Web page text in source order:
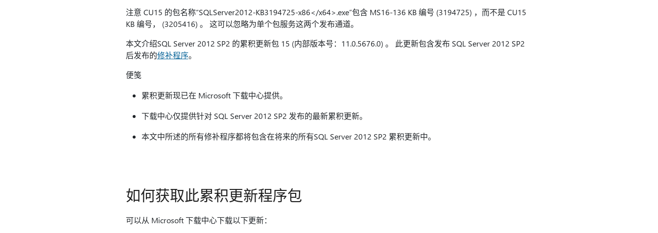
注意 CU15 的包名称“SQLServer2012-KB3194725-x86</x64>.exe”包含 MS16-136 KB 编号 (3194725) ，而不是 CU15
KB 编号， (3205416) 。 这可以忽略为单个包服务这两个发布通道。
本文介绍SQL Server 2012 SP2 的累积更新包 15 (内部版本号：11.0.5676.0) 。 此更新包含发布 SQL Server 2012 SP2
后发布的修补程序。
便笺
累积更新现已在 Microsoft 下载中心提供。
下载中心仅提供针对 SQL Server 2012 SP2 发布的最新累积更新。
本文中所述的所有修补程序都将包含在将来的所有SQL Server 2012 SP2 累积更新中。
如何获取此累积更新程序包
可以从 Microsoft 下载中心下载以下更新：